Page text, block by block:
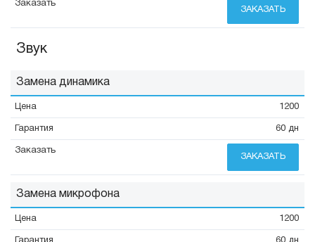
ЗАКАЗАТЬ
Звук
Замена динамика
1200
60 дн
ЗАКАЗАТЬ
Замена микрофона
1200
60 дн